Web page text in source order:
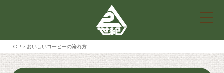
TOP > おいしいコーヒーの淹れ方